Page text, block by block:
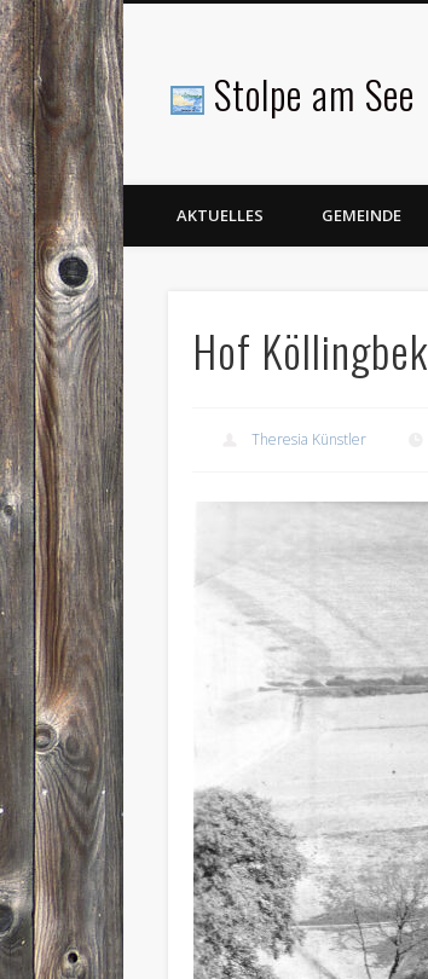
Stolpe am See
Facebook
AKTUELLES GEMEINDE
Hof Köllingbek
Theresia Künstler